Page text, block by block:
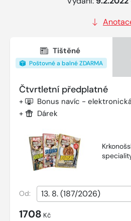
Tištěné
Poštovné a balné ZDARMA
Čtvrtletní předplatné
+ Bonus navíc -
+ Dárek
Od:
1708 Kč